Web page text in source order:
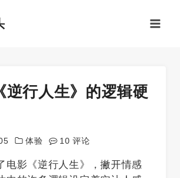
逆行人生》的逻辑硬
体验 10 评论
电影《逆行人生》，撇开情感